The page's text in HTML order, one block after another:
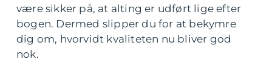
være sikker på, at alting er udført lige efter
bogen. Dermed slipper du for at bekymre
dig om, hvorvidt kvaliteten nu bliver god
nok.